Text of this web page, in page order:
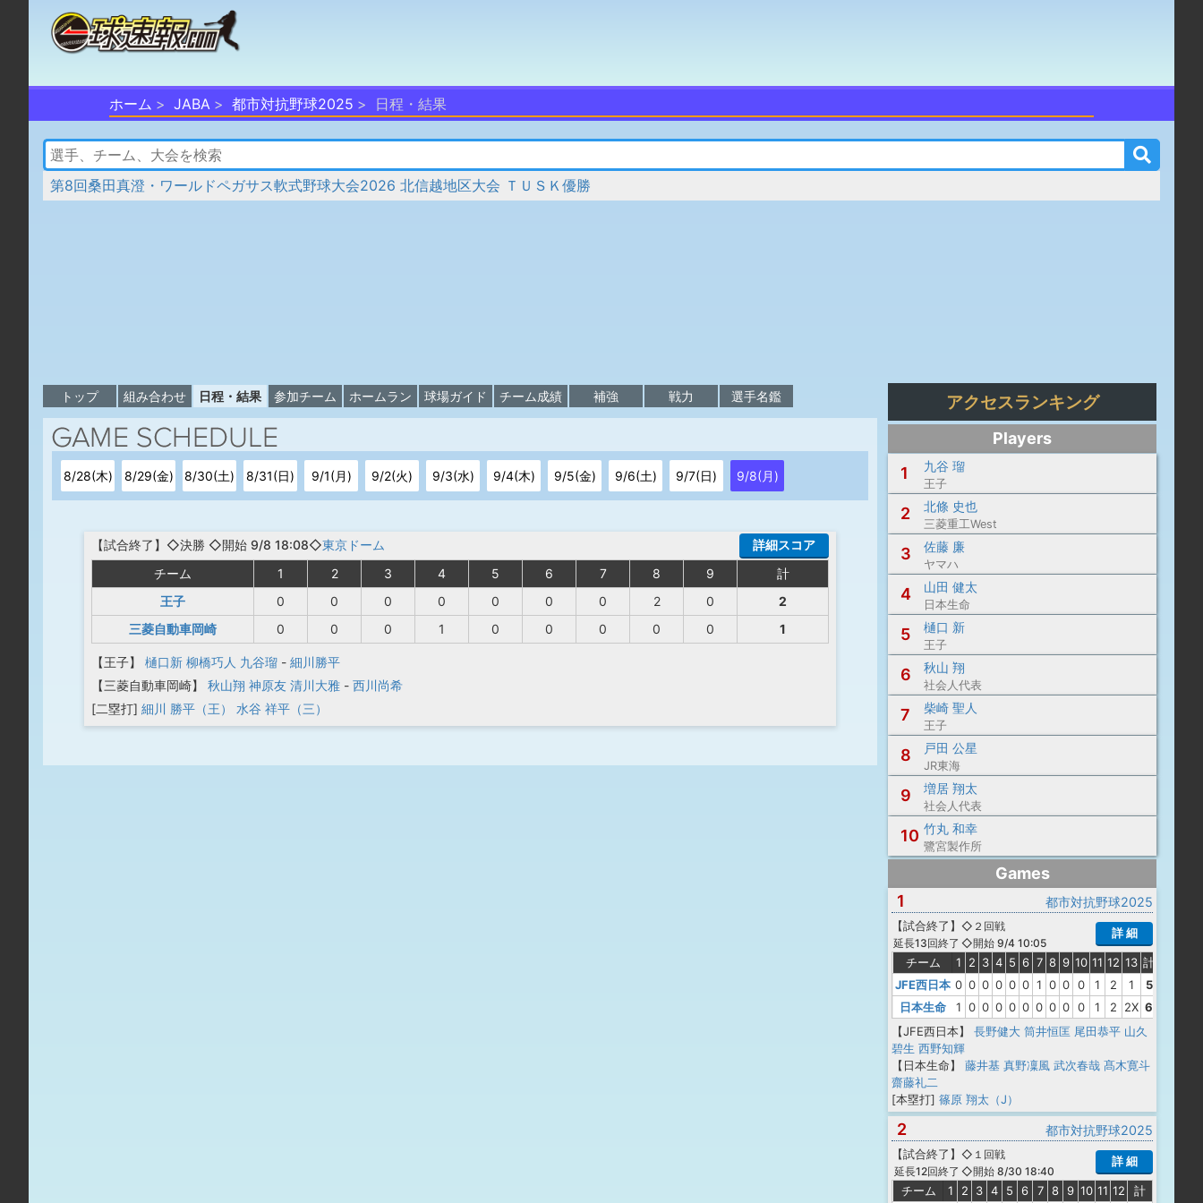
ホーム JABA 都市対抗野球2025 日程・結果
第8回桑田真澄・ワールドペガサス軟式野球大会2026 北信越地区大会 ＴＵＳＫ優勝
トップ 組み合わせ 日程・結果 参加チーム ホームラン 球場ガイド チーム成績 補強 戦力 選手名鑑
8/28(木) 8/29(金) 8/30(土) 8/31(日) 9/1(月) 9/2(火) 9/3(水) 9/4(木) 9/5(金) 9/6(土) 9/7(日) 9/8(月)
【試合終了 】◇決勝 ◇開始 9/8 18:08◇東京ドーム
チーム
1 2 3 4 5 6 7 8 9
計
王子
0 0 0 0 0 0 0 2 0
2
三菱自動車岡崎
0 0 0 1 0 0 0 0 0 1
【王子】 樋口新 柳橋巧人 九谷瑠 - 細川勝平
【三菱自動車岡崎】
秋山翔 神原友 清川大雅 - 西川尚希
[二塁打] 細川 勝平（王） 水谷 祥平（三）
詳細スコア
アクセスランキング
Players
1
九谷 瑠
王子
2 北條 史也
三菱重工West
3 佐藤 廉
ヤマハ
4 山田 健太
日本生命
5 樋口 新
王子
6 秋山 翔
社会人代表
7 柴崎 聖人
王子
8 戸田 公星
JR東海
9 増居 翔太
社会人代表
10 竹丸 和幸
鷺宮製作所
Games
1
都市対抗野球2025
【試合終了 】
延長13回終了
◇２回戦
◇開始 9/4 10:05
詳 細
チーム 1 2 3 4 5 6 7 8 9 10 11 12 13 計
JFE西日本 0 0 0 0 0 0 1 0 0 0 1 2 1
5
日本生命
1 0 0 0 0 0 0 0 0 0 1 2 2X 6
【JFE西日本】
長野健大 筒井恒匡 尾田恭平 山久
碧生 西野知輝
【日本生命】
藤井基 真野凜風 武次春哉 髙木寛斗
齋藤礼二
[本塁打] 篠原 翔太（J）
2 都市対抗野球2025
【試合終了 】
延長12回終了
◇１回戦
◇開始 8/30 18:40
詳 細
チーム 1 2 3 4 5 6 7 8 9 10 11 12
計